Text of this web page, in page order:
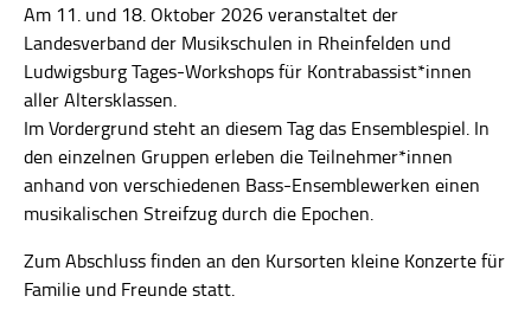
Am 11. und 18. Oktober 2026 veranstaltet der
Landesverband der Musikschulen in Rheinfelden und
Ludwigsburg Tages-Workshops für Kontrabassist*in­nen
aller Altersklassen.
Im Vordergrund steht an diesem Tag das Ensemblespiel. In
den einzelnen Gruppen erleben die Teilnehmer*innen
anhand von verschiedenen Bass-Ensemblewerken einen
musikalischen Streifzug durch die Epochen.
Zum Abschluss finden an den Kursorten kleine Konzerte für
Familie und Freunde statt.